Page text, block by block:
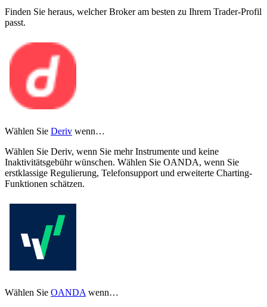
Finden Sie heraus, welcher Broker am besten zu Ihrem Trader-Profil
passt.
Wählen Sie Deriv wenn…
Wählen Sie Deriv, wenn Sie mehr Instrumente und keine
Inaktivitätsgebühr wünschen. Wählen Sie OANDA, wenn Sie
erstklassige Regulierung, Telefonsupport und erweiterte Charting-
Funktionen schätzen.
Wählen Sie OANDA wenn…